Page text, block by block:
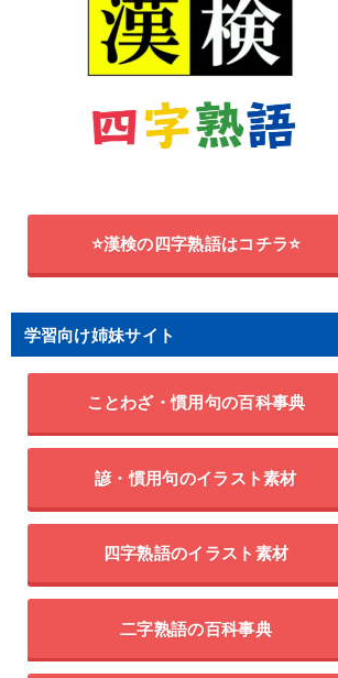
⭐漢検の四字熟語はコチラ⭐
学習向け姉妹サイト
ことわざ・慣用句の百科事典
諺・慣用句のイラスト素材
四字熟語のイラスト素材
二字熟語の百科事典